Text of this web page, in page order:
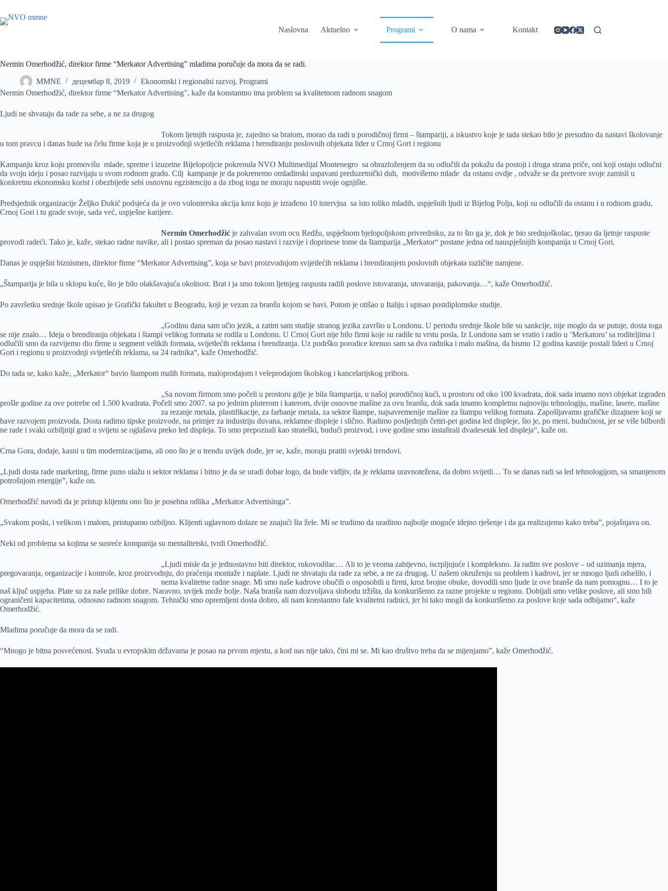
content
Naslovna
Aktuelno Programi O nama Kontakt
Nermin Omerhodžić, direktor firme “Merkator Advertising” mladima poručuje da mora da se radi.
MMNE децембар 8, 2019 Ekonomski i regionalni razvoj, Programi
Nermin Omerhodžić, direktor firme “Merkator Advertising”, kaže da konstantno ima problem sa kvalitetnom radnom snagom
Ljudi ne shvataju da rade za sebe, a ne za drugog
Tokom ljetnjih raspusta je, zajedno sa bratom, morao da radi u porodičnoj firmi – štampariji, a iskustvo koje je tada stekao bilo je presudno da nastavi školovanje
u tom pravcu i danas bude na čelu firme koja je u proizvodnji svjetlećih reklama i brendiranju poslovnih objekata lider u Crnoj Gori i regionu
Kampanju kroz koju promovišu mlade, spretne i izuzetne Bijelopoljcie pokrenula NVO Multimedijal Montenegro sa obrazloženjem da su odlučili da pokažu da postoji i druga strana priče, oni koji ostaju odlučni
da svoju ideju i posao razvijaju u svom rodnom gradu. Cilj kampanje je da pokrenemo omladinski uspavani preduzetnički duh, motivišemo mlade da ostanu ovdje , odvaže se da pretvore svoje zamisli u
konkretnu ekonomsku korist i obezbijede sebi osnovnu egzistenciju a da zbog toga ne moraju napustiti svoje ognjište.
Predsjednik organizacije Željko Đukić podsjeća da je ovo volonterska akcija kroz koju je izrađeno 10 intervjua sa isto toliko mladih, uspješnih ljudi iz Bijelog Polja, koji su odlučili da ostanu i u rodnom gradu,
Crnoj Gori i tu grade svoje, sada već, uspješne karijere.
Nermin Omerhodžić je zahvalan svom ocu Redžu, uspješnom bjelopoljskom privredniku, za to što ga je, dok je bio srednjoškolac, tjerao da ljetnje raspuste
provodi radeći. Tako je, kaže, stekao radne navike, ali i postao spreman da posao nastavi i razvije i doprinese tome da štamparija „Merkator“ postane jedna od nauspješnijih kompanija u Crnoj Gori.
Danas je uspješni biznismen, direktor firme “Merkator Advertising”, koja se bavi proizvodnjom svijetlećih reklama i brendiranjem poslovnih objekata različite namjene.
„Štamparija je bila u sklopu kuće, što je bilo olakšavajuća okolnost. Brat i ja smo tokom ljetnjeg raspusta radili poslove istovaranja, utovaranja, pakovanja…“, kaže Omerhodžić.
Po završetku srednje škole upisao je Grafički fakultet u Beogradu, koji je vezan za branšu kojom se bavi. Potom je otišao u Italiju i upisao postdiplomske studije.
„Godinu dana sam učio jezik, a zatim sam studije stranog jezika završio u Londonu. U periodu srednje škole bile su sankcije, nije moglo da se putuje, dosta toga
se nije znalo… Ideja o brendiranju objekata i štampi velikog formata se rodila u Londonu. U Crnoj Gori nije bilo firmi koje su radile tu vrstu posla. Iz Londona sam se vratio i radio u ‘Merkatoru’ sa roditeljima i
odlučili smo da razvijemo dio firme u segment velikih formata, svijetlećih reklama i brendiranja. Uz podršku porodice krenuo sam sa dva radnika i malo mašina, da bismo 12 godina kasnije postali lideri u Crnoj
Gori i regionu u proizvodnji svijetlećih reklama, sa 24 radnika“, kaže Omerhodžić.
Do tada se, kako kaže, „Merkator“ bavio štampom malih formata, maloprodajom i veleprodajom školskog i kancelarijskog pribora.
„Sa novom firmom smo počeli u prostoru gdje je bila štamparija, u našoj porodičnoj kući, u prostoru od oko 100 kvadrata, dok sada imamo novi objekat izgrađen
prošle godine za ove potrebe od 1.500 kvadrata. Počeli smo 2007. sa po jednim pluterom i katerom, dvije osnovne mašine za ovu branšu, dok sada imamo kompletnu najnoviju tehnologiju, mašine, lasere, mašine
za rezanje metala, plastifikacije, za farbanje metala, za sektor štampe, najsavremenije mašine za štampu velikog formata. Zapošljavamo grafičke dizajnere koji se
bave razvojem proizvoda. Dosta radimo tipske proizvode, na primjer za industriju duvana, reklamne displeje i slično. Radimo posljednjih četiri-pet godina led displeje, što je, po meni, budućnost, jer se više bilbordi
ne rade i svaki ozbiljniji grad u svijetu se oglašava preko led displeja. To smo prepoznali kao strateški, budući proizvod, i ove godine smo instalirali dvadesetak led displeja“, kaže on.
Crna Gora, dodaje, kasni u tim modernizacijama, ali ono što je u trendu uvijek dođe, jer se, kaže, moraju pratiti svjetski trendovi.
„Ljudi dosta rade marketing, firme puno ulažu u sektor reklama i bitno je da se uradi dobar logo, da bude vidljiv, da je reklama uravnotežena, da dobro svijetli… To se danas radi sa led tehnologijom, sa smanjenom
potrošnjom energije”, kaže on.
Omerhodžić navodi da je pristup klijentu ono što je posebna odlika „Merkator Advertisinga”.
„Svakom poslu, i velikom i malom, pristupamo ozbiljno. Klijenti uglavnom dolaze ne znajući šta žele. Mi se trudimo da uradimo najbolje moguće idejno rješenje i da ga realizujemo kako treba”, pojašnjava on.
Neki od problema sa kojima se susreće kompanija su mentalitetski, tvrdi Omerhodžić.
„Ljudi misle da je jednostavno biti direktor, rukovodilac… Ali to je veoma zahtjevno, iscrpljujuće i kompleksno. Ja radim sve poslove – od uzimanja mjera,
pregovaranja, organizacije i kontrole, kroz proizvodnju, do praćenja montaže i naplate. Ljudi ne shvataju da rade za sebe, a ne za drugog. U našem okruženju su problem i kadrovi, jer se mnogo ljudi odselilo, i
nema kvalitetne radne snage. Mi smo naše kadrove obučili o osposobili u firmi, kroz brojne obuke, dovodili smo ljude iz ove branše da nam pomognu… I to je
naš ključ uspjeha. Plate su za naše prilike dobre. Naravno, uvijek može bolje. Naša branša nam dozvoljava slobodu tržišta, da konkurišemo za razne projekte u regionu. Dobijali smo velike poslove, ali smo bili
ograničeni kapacitetima, odnosno radnom snagom. Tehnički smo opremljeni dosta dobro, ali nam konstantno fale kvalitetni radnici, jer bi tako mogli da konkurišemo za poslove koje sada odbijamo“, kaže
Omerhodžić.
Mladima poručuje da mora da se radi.
“Mnogo je bitna posvećenost. Svuda u evropskim državama je posao na prvom mjestu, a kod nas nije tako, čini mi se. Mi kao društvo treba da se mijenjamo”, kaže Omerhodžić.